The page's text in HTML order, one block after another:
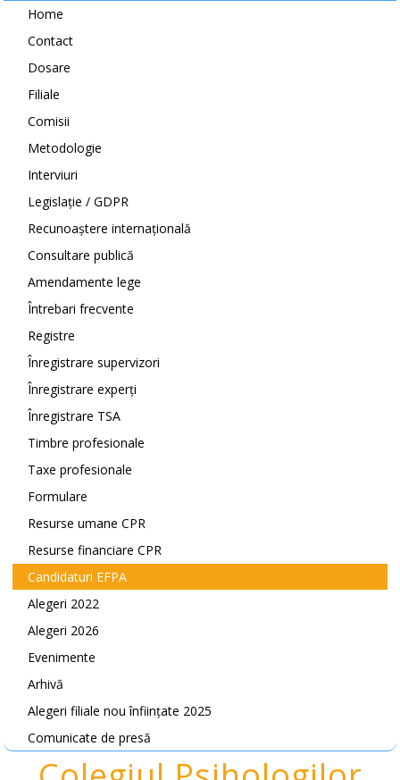
Home
Contact
Dosare
Filiale
Comisii
Metodologie
Interviuri
Legislație / GDPR
Recunoaștere internațională
Consultare publică
Amendamente lege
Întrebari frecvente
Registre
Înregistrare supervizori
Înregistrare experți
Înregistrare TSA
Timbre profesionale
Taxe profesionale
Formulare
Resurse umane CPR
Resurse financiare CPR
Candidaturi EFPA
Alegeri 2022
Alegeri 2026
Evenimente
Arhivă
Alegeri filiale nou înființate 2025
Comunicate de presă